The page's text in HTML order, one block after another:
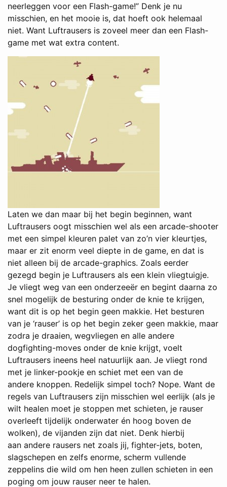
neerleggen voor een Flash-game!” Denk je nu
misschien, en het mooie is, dat hoeft ook helemaal
niet. Want Luftrausers is zoveel meer dan een Flash-
game met wat extra content.
Laten we dan maar bij het begin beginnen, want
Luftrausers oogt misschien wel als een arcade-shooter
met een simpel kleuren palet van zo’n vier kleurtjes,
maar er zit enorm veel diepte in de game, en dat is
niet alleen bij de arcade-graphics. Zoals eerder
gezegd begin je Luftrausers als een klein vliegtuigje.
Je vliegt weg van een onderzeeër en begint daarna zo
snel mogelijk de besturing onder de knie te krijgen,
want dit is op het begin geen makkie. Het besturen
van je ‘rauser’ is op het begin zeker geen makkie, maar
zodra je draaien, wegvliegen en alle andere
dogfighting-moves onder de knie krijgt, voelt
Luftrausers ineens heel natuurlijk aan. Je vliegt rond
met je linker-pookje en schiet met een van de
andere knoppen. Redelijk simpel toch? Nope. Want de
regels van Luftrausers zijn misschien wel eerlijk (als je
wilt healen moet je stoppen met schieten, je rauser
overleeft tijdelijk onderwater én hoog boven de
wolken), de vijanden zijn dat niet. Denk hierbij
aan andere rausers net zoals jij, fighter-jets, boten,
slagschepen en zelfs enorme, scherm vullende
zeppelins die wild om hen heen zullen schieten in een
poging om jouw rauser neer te halen.